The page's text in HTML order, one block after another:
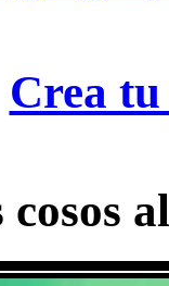
Crea